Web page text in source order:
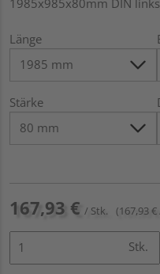
Länge
Stärke
167,93 € / Stk. (167,93 €
Stk.